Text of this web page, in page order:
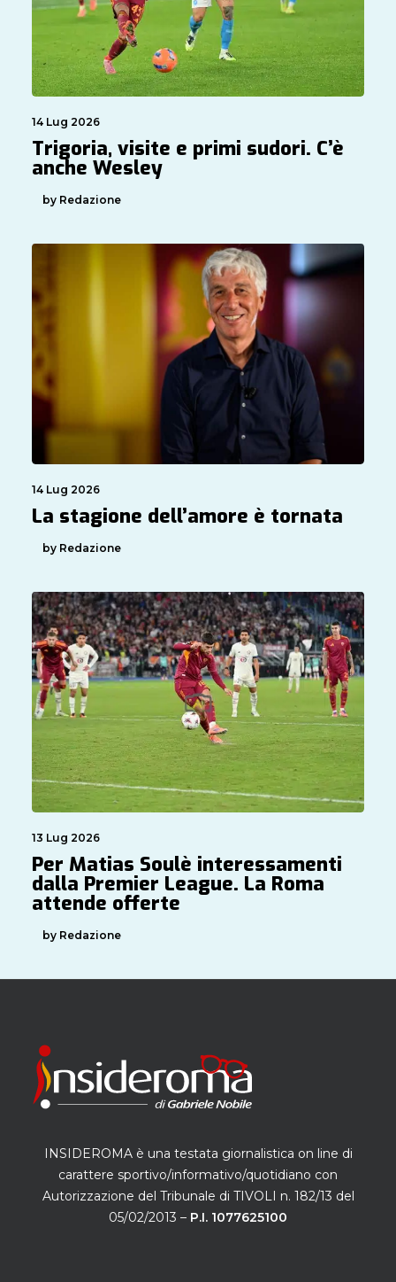
14 Lug 2026
Trigoria, visite e primi sudori. C’è
anche Wesley
by Redazione
14 Lug 2026
La stagione dell’amore è tornata
by Redazione
13 Lug 2026
Per Matias Soulè interessamenti
dalla Premier League. La Roma
attende offerte
by Redazione
INSIDEROMA è una testata giornalistica on line di
carattere sportivo/informativo/quotidiano con
Autorizzazione del Tribunale di TIVOLI n. 182/13 del
05/02/2013 – P.I. 1077625100